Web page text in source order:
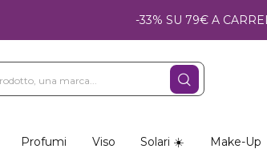
-33% SU 79€ A
Profumi Viso Solari ☀️ Make-Up